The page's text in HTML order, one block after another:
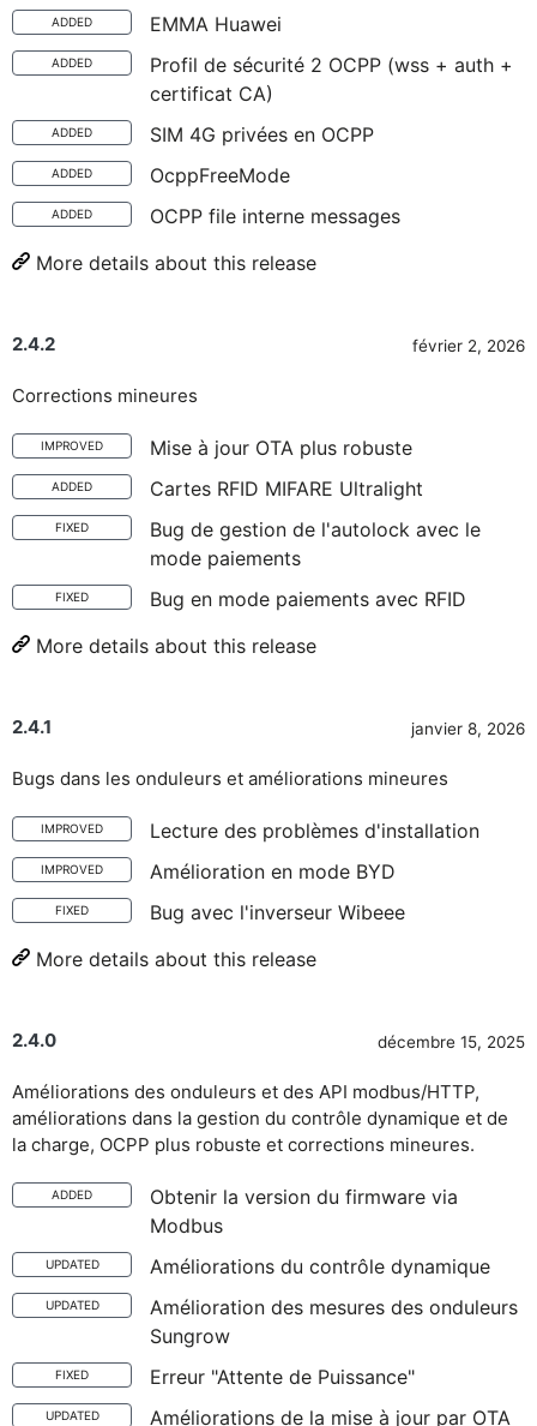
ADDED EMMA Huawei
ADDED
Profil de sécurité 2 OCPP (wss + auth +
certificat CA)
ADDED SIM 4G privées en OCPP
ADDED OcppFreeMode
ADDED
OCPP file interne messages
More details about this release
2.4.2 février 2, 2026
Corrections mineures
IMPROVED Mise à jour OTA plus robuste
ADDED Cartes RFID MIFARE Ultralight
FIXED
Bug de gestion de l'autolock avec le
mode paiements
FIXED
Bug en mode paiements avec RFID
More details about this release
2.4.1 janvier 8, 2026
Bugs dans les onduleurs et améliorations mineures
IMPROVED Lecture des problèmes d'installation
IMPROVED Amélioration en mode BYD
FIXED
Bug avec l'inverseur Wibeee
More details about this release
2.4.0 décembre 15, 2025
Améliorations des onduleurs et des API modbus/HTTP,
améliorations dans la gestion du contrôle dynamique et de
la charge, OCPP plus robuste et corrections mineures.
ADDED
Obtenir la version du firmware via
Modbus
UPDATED Améliorations du contrôle dynamique
UPDATED
Amélioration des mesures des onduleurs
Sungrow
FIXED Erreur "Attente de Puissance"
UPDATED Améliorations de la mise à jour par OTA